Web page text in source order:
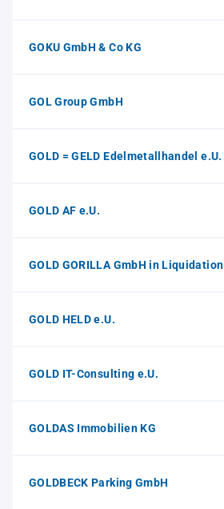
GOKU GmbH & Co KG
GOL Group GmbH
GOLD = GELD Edelmetallhandel e.U.
GOLD AF e.U.
GOLD GORILLA GmbH in Liquidation
GOLD HELD e.U.
GOLD IT-Consulting e.U.
GOLDAS Immobilien KG
GOLDBECK Parking GmbH